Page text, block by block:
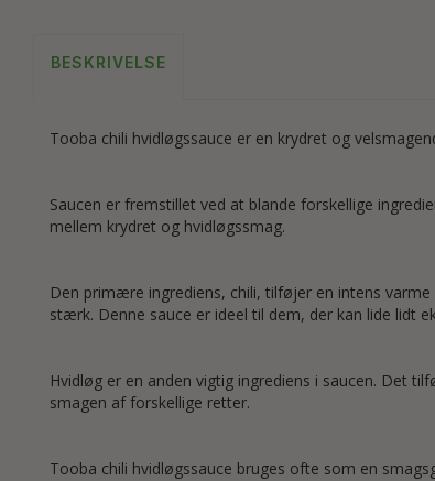
BESKRIVELSE
Tooba chili hvidløgssauce er en krydret og
Saucen er fremstillet ved at blande forskellige
mellem krydret og hvidløgssmag.
Den primære ingrediens, chili, tilføjer en intens
stærk. Denne sauce er ideel til dem, der kan lide lidt
Hvidløg er en anden vigtig ingrediens i saucen. Det
smagen af forskellige retter.
Tooba chili hvidløgssauce bruges ofte som en